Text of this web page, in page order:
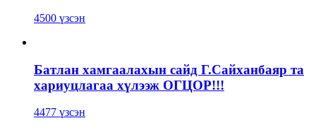
4500 үзсэн
Батлан хамгаалахын сайд Г.Сайханбаяр та
хариуцлагаа хүлээж ОГЦОР!!!
4477 үзсэн